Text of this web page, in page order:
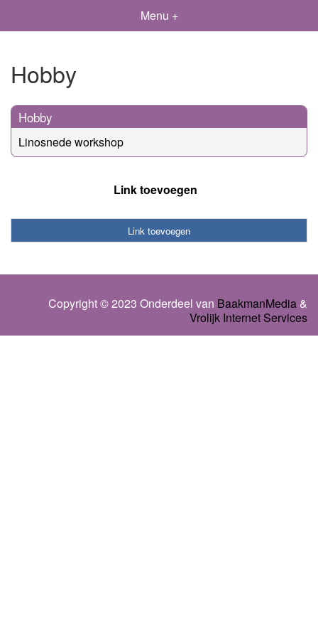
Menu +
Hobby
Hobby
Linosnede workshop
Link toevoegen
Link toevoegen
Copyright © 2023 Onderdeel van BaakmanMedia &
Vrolijk Internet Services